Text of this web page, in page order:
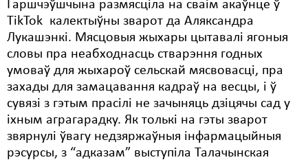
Гаршчэўшчына размясціла на сваім акаўнце ў
TikTok калектыўны зварот да Аляксандра
Лукашэнкі. Мясцовыя жыхары цытавалі ягоныя
словы пра неабходнасць стварэння годных
умоваў для жыхароў сельскай мясвовасці, пра
захады для замацавання кадраў на весцы, і ў
сувязі з гэтым прасілі не зачыняць дзіцячы сад у
іхным аграгарадку. Як толькі на гэты зварот
звярнулі ўвагу недзяржаўныя інфармацыйныя
рэсурсы, з “адказам” выступіла Талачынская